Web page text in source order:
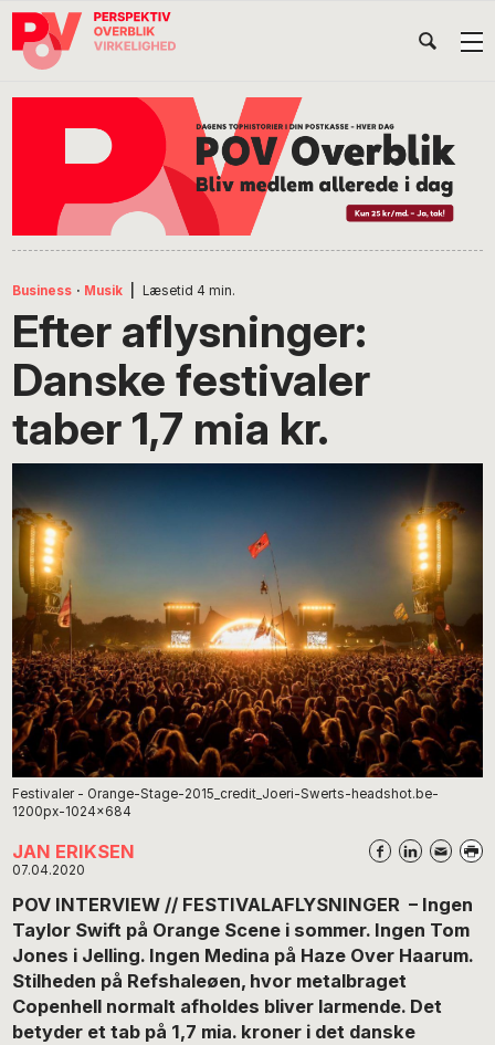
Gå
direkte
Skip
indhold
Gå
direkte
Business · Musik Læsetid 4 min.
Efter aflysninger:
Danske festivaler
taber 1,7 mia kr.
Festivaler - Orange-Stage-2015_credit_Joeri-Swerts-headshot.be-
1200px-1024x684
JAN ERIKSEN
07.04.2020
POV INTERVIEW // FESTIVALAFLYSNINGER – Ingen
Taylor Swift på Orange Scene i sommer. Ingen Tom
Jones i Jelling. Ingen Medina på Haze Over Haarum.
Stilheden på Refshaleøen, hvor metalbraget
Copenhell normalt afholdes bliver larmende. Det
betyder et tab på 1,7 mia. kroner i det danske